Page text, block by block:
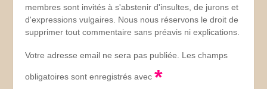
membres sont invités à s'abstenir d'insultes, de jurons et
d'expressions vulgaires. Nous nous réservons le droit de
supprimer tout commentaire sans préavis ni explications.
Votre adresse email ne sera pas publiée. Les champs
obligatoires sont enregistrés avec*